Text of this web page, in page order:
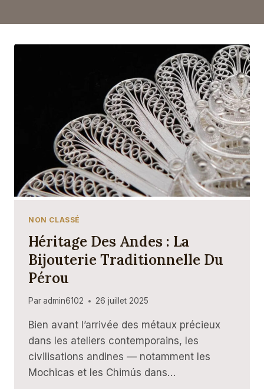
NON CLASSÉ
Héritage Des Andes : La
Bijouterie Traditionnelle Du
Pérou
Par admin6102 26 juillet 2025
Bien avant l’arrivée des métaux précieux
dans les ateliers contemporains, les
civilisations andines — notamment les
Mochicas et les Chimús dans…